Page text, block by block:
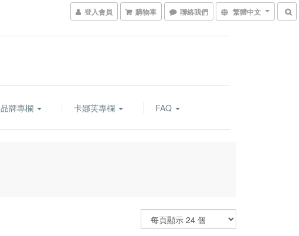
登入會員 購物車 聯絡我們 繁體中文
品牌專欄 卡娜芙專欄 FAQ